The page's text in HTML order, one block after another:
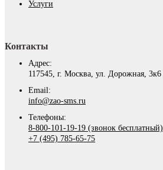
Услуги
Контакты
Адрес:
117545, г. Москва, ул. Дорожная, 3к6
Email:
info@zao-sms.ru
Телефоны:
8-800-101-19-19 (звонок бесплатный)
+7 (495) 785-65-75